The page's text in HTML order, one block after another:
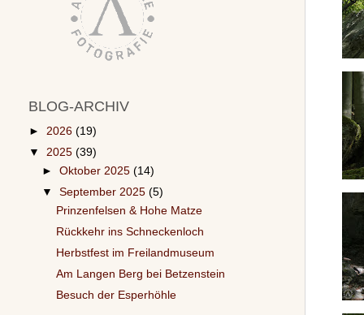
BLOG-ARCHIV
► 2026 (19)
▼ 2025 (39)
►Oktober 2025(14)
▼September 2025(5)
Prinzenfelsen & Hohe Matze
Rückkehr ins Schneckenloch
Herbstfest im Freilandmuseum
Am Langen Berg bei Betzenstein
Besuch der Esperhöhle